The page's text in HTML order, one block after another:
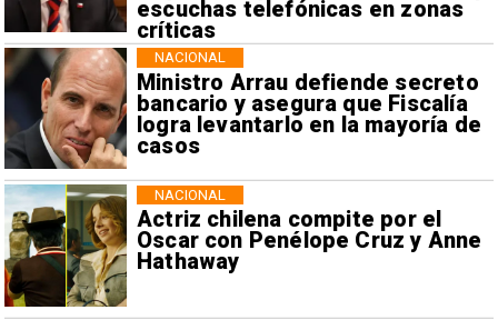
escuchas telefónicas en zonas
críticas
Ministro Arrau defiende secreto
bancario y asegura que Fiscalía
logra levantarlo en la mayoría de
casos
NACIONAL
Actriz chilena compite por el
Oscar con Penélope Cruz y Anne
Hathaway
NACIONAL